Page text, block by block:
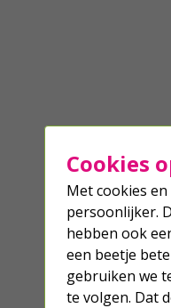
Cookies
Met cookies
persoonlijker.
hebben ook
een beetje
gebruiken we
te volgen. Dat